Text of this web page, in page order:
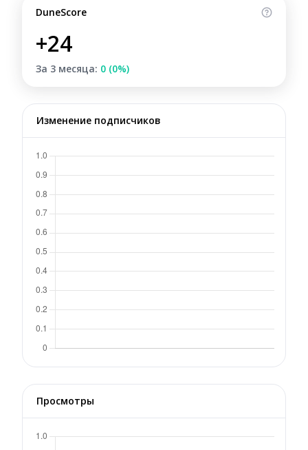
DuneScore
+24
За 3 месяца: 0 (0%)
Изменение подписчиков
Просмотры